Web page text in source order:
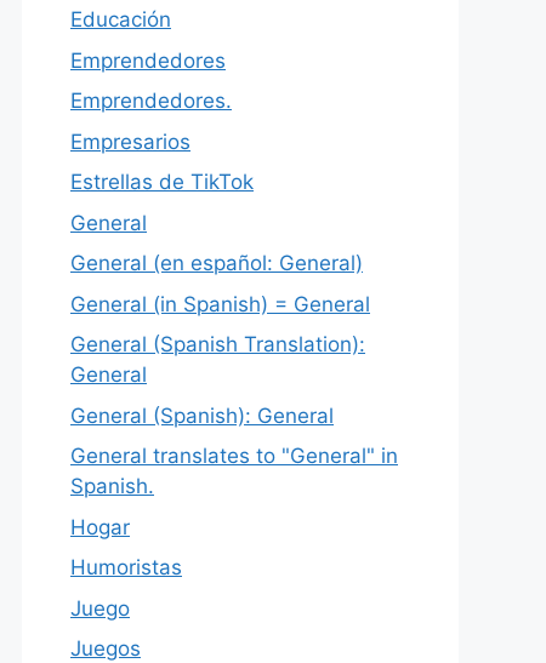
Educación
Emprendedores
Emprendedores.
Empresarios
Estrellas de TikTok
General
General (en español: General)
General (in Spanish) = General
General (Spanish Translation):
General
General (Spanish): General
General translates to "General" in
Spanish.
Hogar
Humoristas
Juego
Juegos